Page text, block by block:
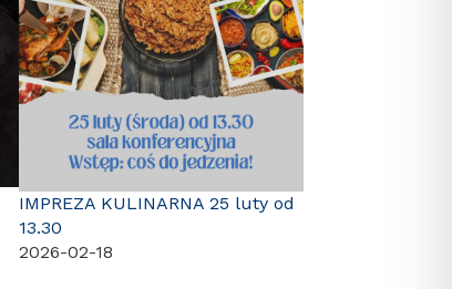
IMPREZA KULINARNA 25 luty od
13.30
2026-02-18